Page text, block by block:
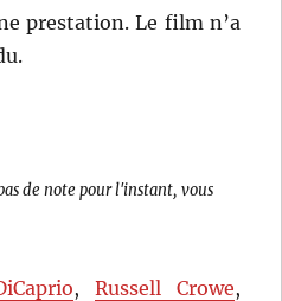
prestation. Le film n’a
de note pour l'instant, vous
, Russell Crowe,